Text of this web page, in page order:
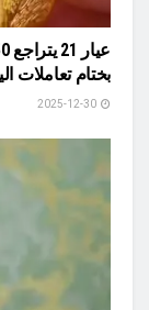
بختام تعاملات